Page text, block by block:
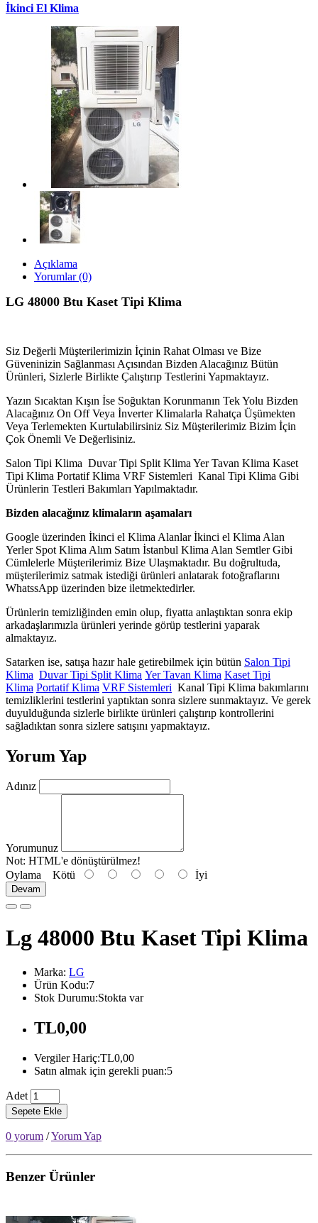
İkinci El Klima
Açıklama
Yorumlar (0)
LG 48000 Btu Kaset Tipi Klima
Siz Değerli Müşterilerimizin İçinin Rahat Olması ve Bize
Güveninizin Sağlanması Açısından Bizden Alacağınız Bütün
Ürünleri, Sizlerle Birlikte Çalıştırıp Testlerini Yapmaktayız.
Yazın Sıcaktan Kışın İse Soğuktan Korunmanın Tek Yolu Bizden
Alacağınız On Off Veya İnverter Klimalarla Rahatça Üşümekten
Veya Terlemekten Kurtulabilirsiniz Siz Müşterilerimiz Bizim İçin
Çok Önemli Ve Değerlisiniz.
Salon Tipi Klima Duvar Tipi Split Klima Yer Tavan Klima Kaset
Tipi Klima Portatif Klima VRF Sistemleri Kanal Tipi Klima Gibi
Ürünlerin Testleri Bakımları Yapılmaktadır.
Bizden alacağınız klimaların aşamaları
Google üzerinden İkinci el Klima Alanlar İkinci el Klima Alan
Yerler Spot Klima Alım Satım İstanbul Klima Alan Semtler Gibi
Cümlelerle Müşterilerimiz Bize Ulaşmaktadır. Bu doğrultuda,
müşterilerimiz satmak istediği ürünleri anlatarak fotoğraflarını
WhatssApp üzerinden bize iletmektedirler.
Ürünlerin temizliğinden emin olup, fiyatta anlaştıktan sonra ekip
arkadaşlarımızla ürünleri yerinde görüp testlerini yaparak
almaktayız.
Satarken ise, satışa hazır hale getirebilmek için bütün Salon Tipi
Klima Duvar Tipi Split Klima Yer Tavan Klima Kaset Tipi
Klima Portatif Klima VRF Sistemleri Kanal Tipi Klima bakımlarını
temizliklerini testlerini yaptıktan sonra sizlere sunmaktayız. Ve gerek
duyulduğunda sizlerle birlikte ürünleri çalıştırıp kontrollerini
sağladıktan sonra sizlere satışını yapmaktayız.
Yorum Yap
Adınız
Yorumunuz
Not: HTML'e dönüştürülmez!
Oylama Kötü İyi
Devam
Lg 48000 Btu Kaset Tipi Klima
Marka: LG
Ürün Kodu:7
Stok Durumu:Stokta var
TL0,00
Vergiler Hariç:TL0,00
Satın almak için gerekli puan:5
Adet
Sepete Ekle
0 yorum /Yorum Yap
Benzer Ürünler